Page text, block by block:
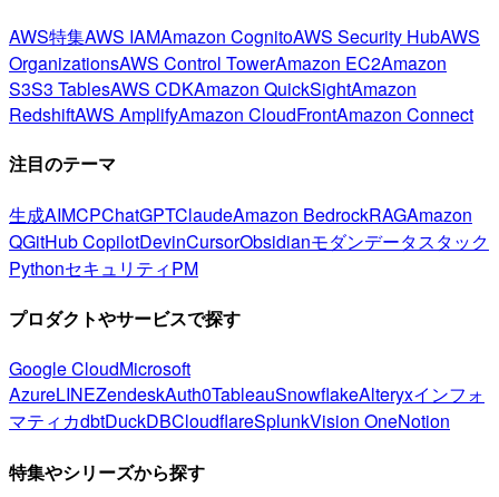
AWS特集AWS IAMAmazon CognitoAWS Security HubAWS
OrganizationsAWS Control TowerAmazon EC2Amazon
S3S3 TablesAWS CDKAmazon QuickSightAmazon
RedshiftAWS AmplifyAmazon CloudFrontAmazon Connect
注目のテーマ
生成AIMCPChatGPTClaudeAmazon BedrockRAGAmazon
QGitHub CopilotDevinCursorObsidianモダンデータスタック
PythonセキュリティPM
プロダクトやサービスで探す
Google CloudMicrosoft
AzureLINEZendeskAuth0TableauSnowflakeAlteryxインフォ
マティカdbtDuckDBCloudflareSplunkVision OneNotion
特集やシリーズから探す